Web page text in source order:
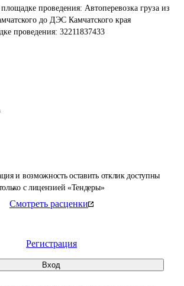
и возможность оставить отклик доступны
с лицензией «Тендеры»
Смотреть расценки
Регистрация
Вход
проведения: Автоперевозка груза из
до ДЭС Камчатского края
проведения: 32211837433